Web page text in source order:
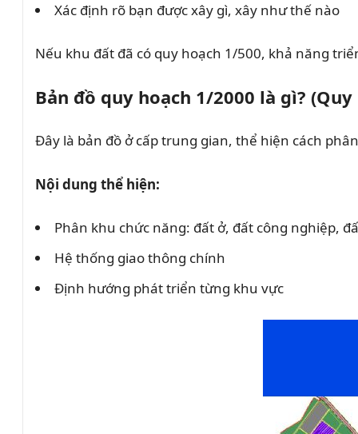
Xác định rõ bạn được xây gì, xây như thế nào
Nếu khu đất đã có quy hoạch 1/500, khả năng
Bản đồ quy hoạch 1/2000 là gì?
Đây là bản đồ ở cấp trung gian, thể hiện cách
Nội dung thể hiện:
Phân khu chức năng: đất ở, đất công nghiệp,
Hệ thống giao thông chính
Định hướng phát triển từng khu vực